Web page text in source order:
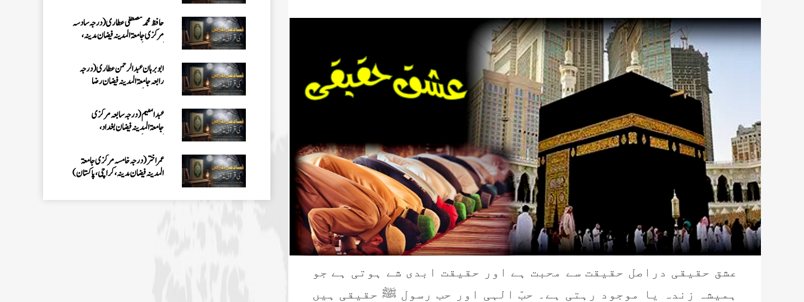
عشق حقیقی دراصل حقیقت سے محبت ہے اور حقیقت ابدی شے ہوتی ہے جو
ہمیشہ زندہ یا موجود رہتی ہے۔ حبّ الہی اور حب رسول ﷺ حقیقی ہیں
رابعہ جامعۃالمدینہ فیضان رضا
،لاہور،پاکستان)
جامعۃالمدینہ فیضان بغداد،
کراچی،پاکستان)
المدینہ فیضان مدینہ ،کراچی،پاکستان)
فیضان مدینہ،کراچی ،پاکستان)
المدینہ فیضانِ مدینہ ،کراچی ،پاکستان)